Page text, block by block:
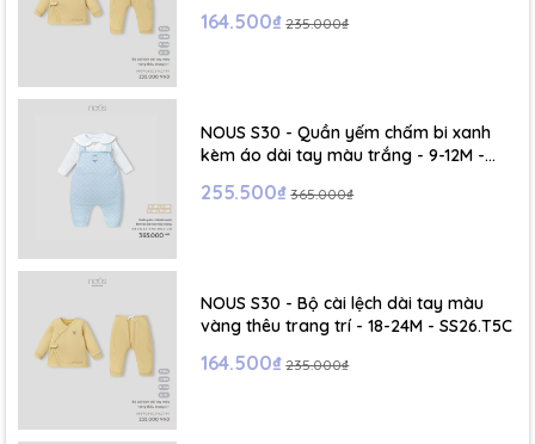
- Size XL :2- 6 tuổi 164.500₫ 235.000₫
NOUS S30 - Quần yếm chấm bi xanh
kèm áo dài tay màu trắng - 9-12M -
255.500₫ 365.000₫
NOUS S30 - Bộ cài lệch dài tay màu
vàng thêu trang trí - 18-24M - SS26.T5C
164.500₫ 235.000₫